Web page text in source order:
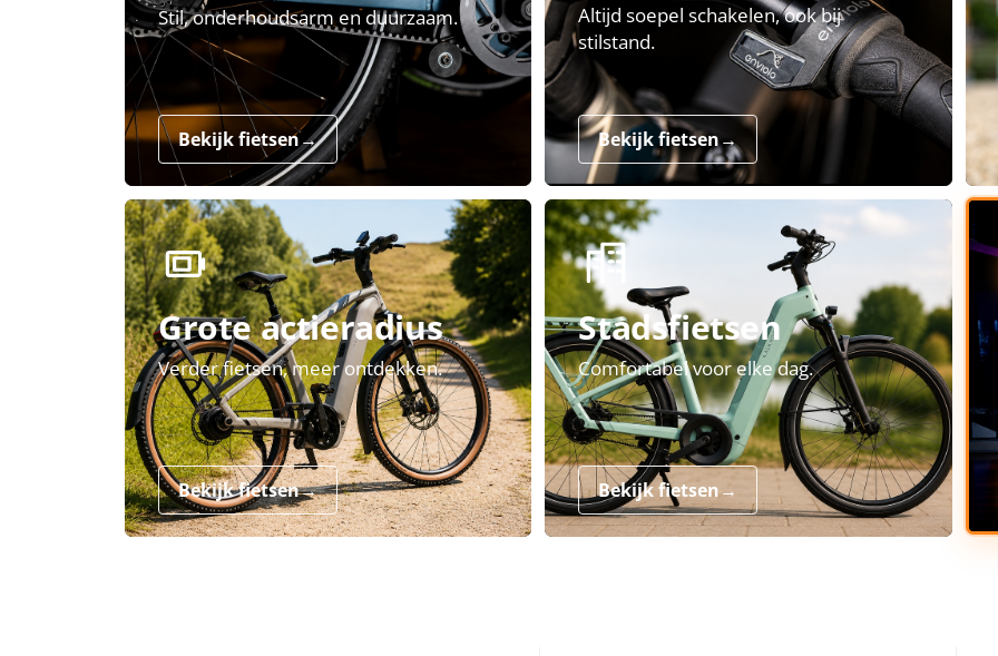
Stil, onderhoudsarm en duurzaam.
Bekijk fietsen→
Altijd soepel schakelen, ook bij
stilstand.
Bekijk fietsen→
Grote actieradius
Verder fietsen, meer ontdekken.
Bekijk fietsen→
Stadsfietsen
Comfortabel voor elke dag.
Bekijk fietsen→